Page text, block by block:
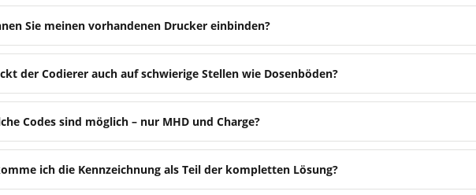
Sie meinen vorhandenen Drucker einbinden?
der Codierer auch auf schwierige Stellen wie Dosenböden?
Codes sind möglich – nur MHD und Charge?
ich die Kennzeichnung als Teil der kompletten Lösung?